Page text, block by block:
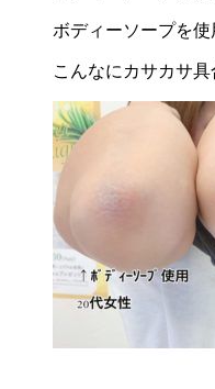
ボディーソープを
こんなにカサカサ